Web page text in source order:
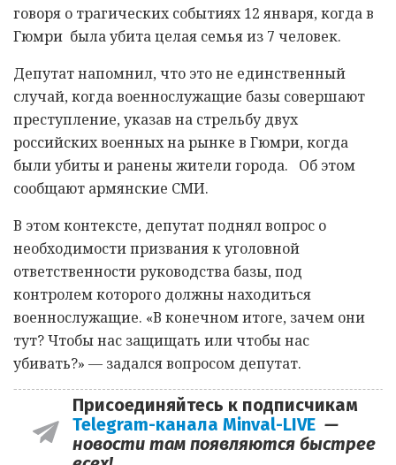
говоря о трагических событиях 12 января, когда в
Гюмри была убита целая семья из 7 человек.
Депутат напомнил, что это не единственный
случай, когда военнослужащие базы совершают
преступление, указав на стрельбу двух
российских военных на рынке в Гюмри, когда
были убиты и ранены жители города. Об этом
сообщают армянские СМИ.
В этом контексте, депутат поднял вопрос о
необходимости призвания к уголовной
ответственности руководства базы, под
контролем которого должны находиться
военнослужащие. «В конечном итоге, зачем они
тут? Чтобы нас защищать или чтобы нас
убивать?» — задался вопросом депутат.
Присоединяйтесь к подписчикам
Telegram-канала Minval-LIVE —
новости там появляются быстрее